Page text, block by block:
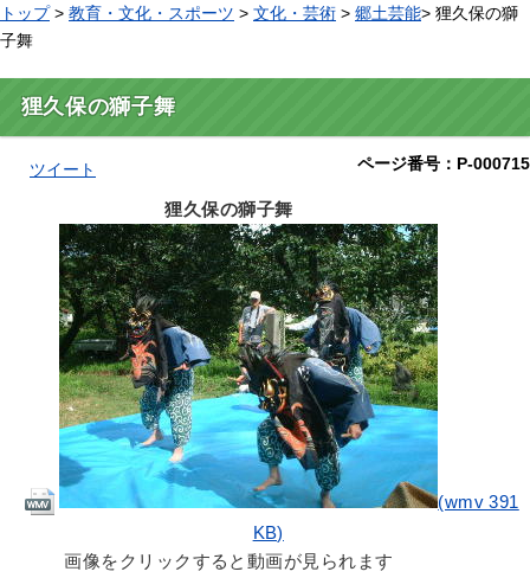
トップ> 教育・文化・スポーツ > 文化・芸術 > 郷土芸能> 狸久保の獅
子舞
狸久保の獅子舞
ページ番号：P-000715
ツイート
狸久保の獅子舞
(wmv 391
KB)
画像をクリックすると動画が見られます